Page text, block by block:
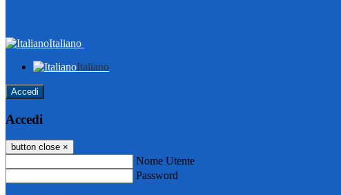
Italiano
Italiano
Accedi
Accedi
button close ×
Nome Utente
Password